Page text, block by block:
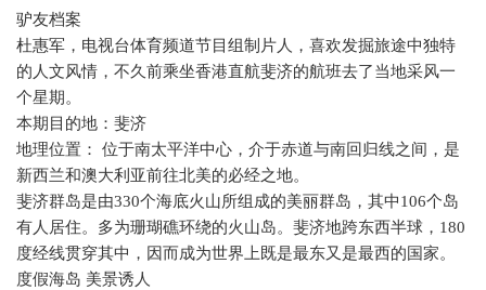
驴友档案
杜惠军，电视台体育频道节目组制片人，喜欢发掘旅途中独特
的人文风情，不久前乘坐香港直航斐济的航班去了当地采风一
个星期。
本期目的地：斐济
地理位置： 位于南太平洋中心，介于赤道与南回归线之间，是
新西兰和澳大利亚前往北美的必经之地。
斐济群岛是由330个海底火山所组成的美丽群岛，其中106个岛
有人居住。多为珊瑚礁环绕的火山岛。斐济地跨东西半球， 180
度经线贯穿其中，因而成为世界上既是最东又是最西的国家。
度假海岛 美景诱人